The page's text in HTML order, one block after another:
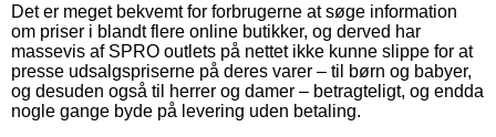
Det er meget bekvemt for forbrugerne at søge information
om priser i blandt flere online butikker, og derved har
massevis af SPRO outlets på nettet ikke kunne slippe for at
presse udsalgspriserne på deres varer – til børn og babyer,
og desuden også til herrer og damer – betragteligt, og endda
nogle gange byde på levering uden betaling.